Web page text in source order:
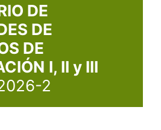
DE
DE
DE
I, II y III
2